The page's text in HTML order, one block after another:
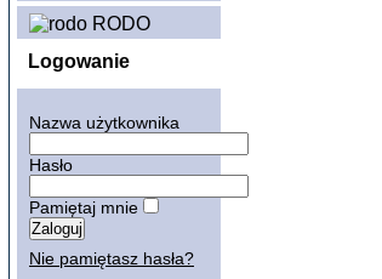
RODO
Logowanie
Nazwa użytkownika
Hasło
Pamiętaj mnie
Nie pamiętasz hasła?